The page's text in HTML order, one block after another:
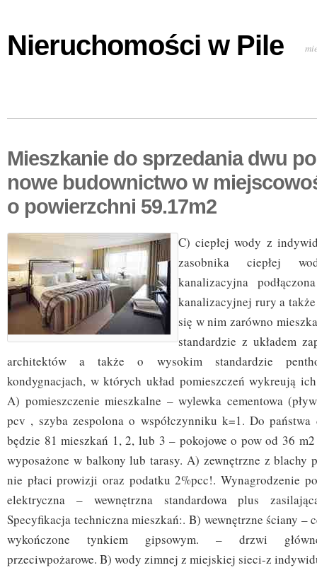
Nieruchomości w Pile
Mieszkanie do sprzedania dwu
nowe budownictwo w
o powierzchni 59.17m2
C) ciepłej wody z
zasobnika ciepłej
kanalizacyjna
kanalizacyjnej rury a
się w nim zarówno
standardzie z układem
architektów a także o wysokim standardzie
kondygnacjach, w których układ pomieszczeń wykreują
A) pomieszczenie mieszkalne – wylewka cementowa
pcv , szyba zespolona o współczynniku k=1. Do państwa
będzie 81 mieszkań 1, 2, lub 3 – pokojowe o pow od 36
wyposażone w balkony lub tarasy. A) zewnętrzne z blachy
nie płaci prowizji oraz podatku 2%pcc!. Wynagrodzenie
elektryczna – wewnętrzna standardowa plus
Specyfikacja techniczna mieszkań:. B) wewnętrzne ściany –
wykończone tynkiem gipsowym. – drzwi główne
przeciwpożarowe. B) wody zimnej z miejskiej sieci-z